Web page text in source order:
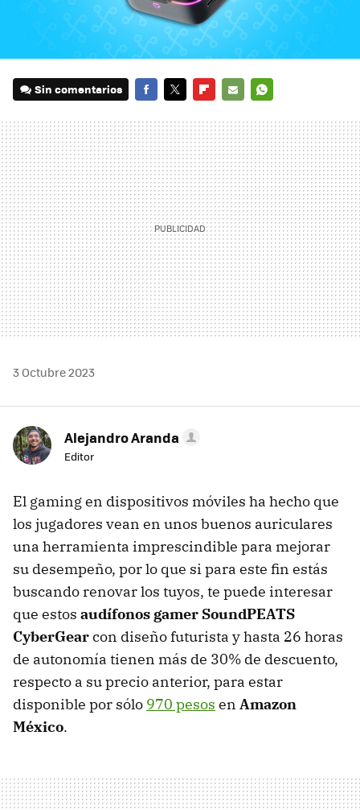
Sin comentarios
MAIL
3 Octubre 2023
Alejandro Aranda
Editor
El gaming en dispositivos móviles ha hecho que
los jugadores vean en unos buenos auriculares
una herramienta imprescindible para mejorar
su desempeño, por lo que si para este fin estás
buscando renovar los tuyos, te puede interesar
que estos audífonos gamer SoundPEATS
CyberGearcon diseño futurista y hasta 26 horas
de autonomía tienen más de 30% de descuento,
respecto a su precio anterior, para estar
disponible por sólo 970 pesos en Amazon
México.